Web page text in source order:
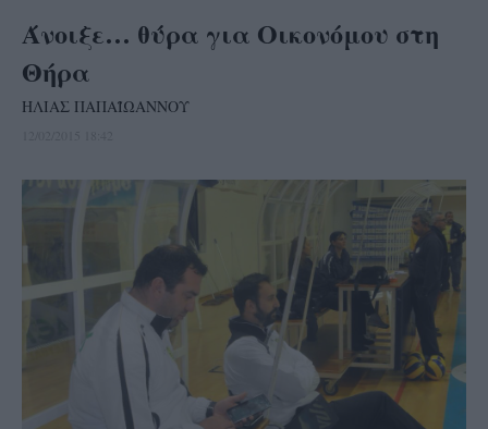
Άνοιξε… θύρα για Οικονόμου στη
Θήρα
ΗΛΙΑΣ ΠΑΠΑΪΩΑΝΝΟΥ